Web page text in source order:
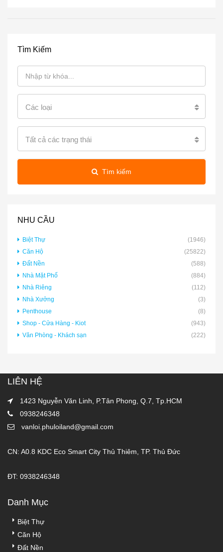
Tìm Kiếm
Các loại
Tất cả các trạng thái
Tìm kiếm
NHU CẦU
Biệt Thự
(1946)
Căn Hộ
(25822)
Đất Nền
(588)
Nhà Mặt Phố
(884)
Nhà Riêng
(112)
Nhà Xưởng
(3)
Penthouse
(8)
Shop - Cửa Hàng - Kiot
(943)
Văn Phòng - Khách sạn
(222)
LIÊN HỆ
1423 Nguyễn Văn Linh, P.Tân Phong, Q.7, Tp.HCM
0938246348
vanloi.phuloiland@gmail.com
CN: A0.8 KDC Eco Smart City Thủ Thiêm, TP. Thủ Đức
ĐT: 0938246348
Danh Mục
Biệt Thự
Căn Hộ
Đất Nền